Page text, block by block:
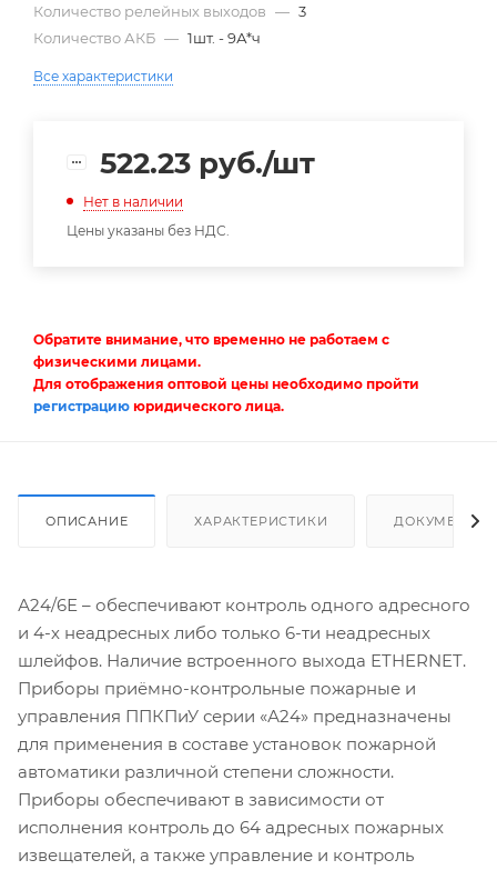
Количество релейных выходов — 3
Количество АКБ — 1шт. - 9А*ч
Все характеристики
522.23 руб./шт
Нет в наличии
Цены указаны без НДС.
Обратите внимание, что временно не работаем с
физическими лицами.
Для отображения оптовой цены необходимо пройти
регистрацию юридического лица.
ОПИСАНИЕ ХАРАКТЕРИСТИКИ ДОКУМЕНТЫ
А24/6Е – обеспечивают контроль одного адресного
и 4-х неадресных либо только 6-ти неадресных
шлейфов. Наличие встроенного выхода ETHERNET.
Приборы приёмно-контрольные пожарные и
управления ППКПиУ серии «А24» предназначены
для применения в составе установок пожарной
автоматики различной степени сложности.
Приборы обеспечивают в зависимости от
исполнения контроль до 64 адресных пожарных
извещателей, а также управление и контроль